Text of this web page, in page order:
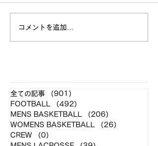
コメントを追加…
全ての記事 （901）
FOOTBALL
（492）
MENS BASKETBALL
（206）
WOMENS BASKETBALL
（26）
CREW
（0）